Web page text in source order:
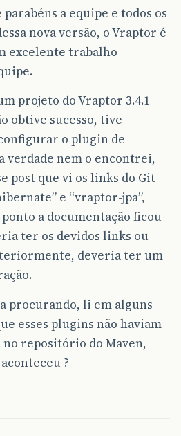
a equipe e todos os
nova versão, o Vraptor é
excelente trabalho
projeto do Vraptor 3.4.1
obtive sucesso, tive
o plugin de
verdade nem o encontrei,
post que vi os links do Git
e “vraptor-jpa”,
ponto a documentação ficou
ter os devidos links ou
deveria ter um
procurando, li em alguns
esses plugins não haviam
no repositório do Maven,
?